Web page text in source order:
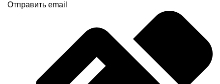
Отправить email